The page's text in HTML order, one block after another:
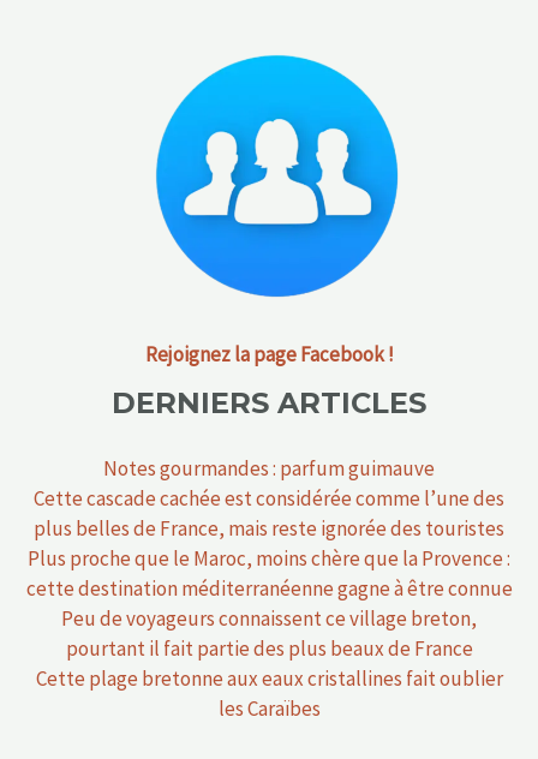
Rejoignez la page Facebook !
DERNIERS ARTICLES
Notes gourmandes : parfum guimauve
Cette cascade cachée est considérée comme l’une des
plus belles de France, mais reste ignorée des touristes
Plus proche que le Maroc, moins chère que la Provence :
cette destination méditerranéenne gagne à être connue
Peu de voyageurs connaissent ce village breton,
pourtant il fait partie des plus beaux de France
Cette plage bretonne aux eaux cristallines fait oublier
les Caraïbes